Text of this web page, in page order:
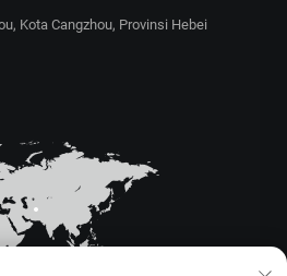
Kota Cangzhou, Provinsi Hebei